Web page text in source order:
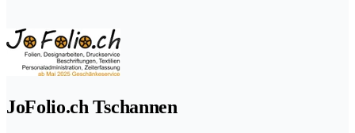
JoFolio.ch Tschannen